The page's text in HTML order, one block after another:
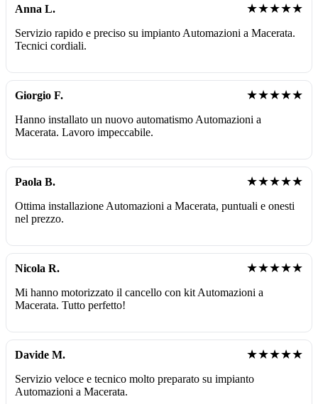
Anna L. ★★★★★
Servizio rapido e preciso su impianto Automazioni a Macerata.
Tecnici cordiali.
Giorgio F. ★★★★★
Hanno installato un nuovo automatismo Automazioni a
Macerata. Lavoro impeccabile.
Paola B. ★★★★★
Ottima installazione Automazioni a Macerata, puntuali e onesti
nel prezzo.
Nicola R. ★★★★★
Mi hanno motorizzato il cancello con kit Automazioni a
Macerata. Tutto perfetto!
Davide M. ★★★★★
Servizio veloce e tecnico molto preparato su impianto
Automazioni a Macerata.